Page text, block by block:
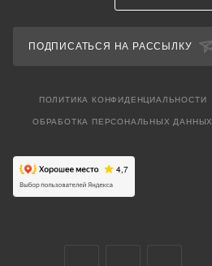
ПОДПИСАТЬСЯ НА РАССЫЛКУ
ПОЛИТИКА КОНФИДЕНЦИАЛЬНОСТИ
ОБРАБОТКА ПЕРСОНАЛЬНЫХ ДАННЫХ